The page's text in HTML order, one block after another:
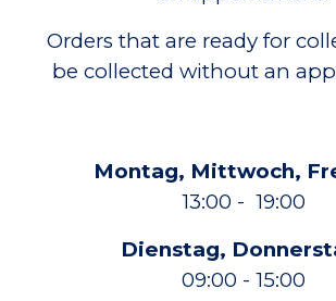
Orders that are ready for
be collected without an
Montag, Mittwoch,
13:00 - 19:00
Dienstag,
09:00 - 15:00